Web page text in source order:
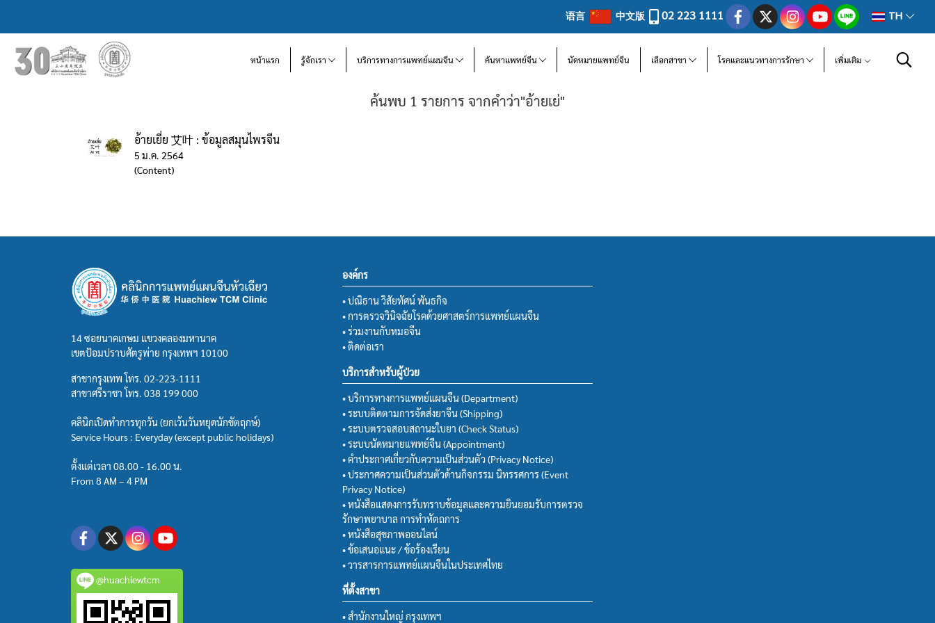
语言 中文版 02 223 1111 TH
หน้าแรก รู้จักเรา บริการทางการแพทย์แผนจีน ค้นหาแพทย์จีน นัดหมายแพทย์จีน เลือกสาขา โรคและแนวทางการรักษา เพิ่มเติม
ค้นพบ 1 รายการ จากคำว่า"อ้ายเย่"
อ้ายเยี่ย 艾叶 : ข้อมูลสมุนไพรจีน
5 ม.ค. 2564
(Content)
14 ซอยนาคเกษม แขวงคลองมหานาค
เขตป้อมปราบศัตรูพ่าย กรุงเทพฯ 10100
สาขากรุงเทพ โทร. 02-223-1111
สาขาศรีราชา โทร. 038 199 000
คลินิกเปิดทำการทุกวัน (ยกเว้นวันหยุดนักขัตฤกษ์)
Service Hours : Everyday (except public holidays)
ตั้งแต่เวลา 08.00 - 16.00 น.
From 8 AM – 4 PM
@huachiewtcm
องค์กร
• ปณิธาน วิสัยทัศน์ พันธกิจ
• การตรวจวินิจฉัยโรคด้วยศาสตร์การแพทย์แผนจีน
• ร่วมงานกับหมอจีน
• ติดต่อเรา
บริการสำหรับผู้ป่วย
• บริการทางการแพทย์แผนจีน (Department)
• ระบบติดตามการจัดส่งยาจีน (Shipping)
• ระบบตรวจสอบสถานะใบยา (Check Status)
• ระบบนัดหมายแพทย์จีน (Appointment)
• คำประกาศเกี่ยวกับความเป็นส่วนตัว (Privacy Notice)
• ประกาศความเป็นส่วนตัวด้านกิจกรรม นิทรรศการ (Event
Privacy Notice)
• หนังสือแสดงการรับทราบข้อมูลและความยินยอมรับการตรวจ
รักษาพยาบาล การทำหัตถการ
• หนังสือสุขภาพออนไลน์
• ข้อเสนอแนะ / ข้อร้องเรียน
• วารสารการแพทย์แผนจีนในประเทศไทย
ที่ตั้งสาขา
• สำนักงานใหญ่ กรุงเทพฯ